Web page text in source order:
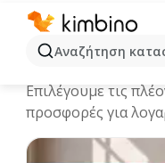
Αναζήτηση
Κερατέα |
Επιλέγουμε τις
προσφορές για